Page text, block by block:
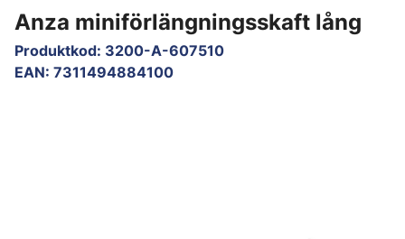
Anza miniförlängningsskaft lång
Produktkod: 3200-A-607510
EAN: 7311494884100